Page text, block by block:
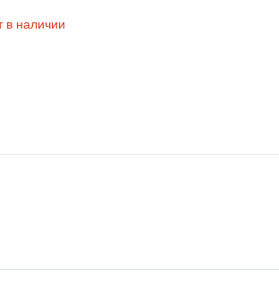
в наличии